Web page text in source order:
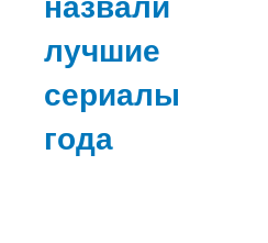
лучшие
сериалы
года